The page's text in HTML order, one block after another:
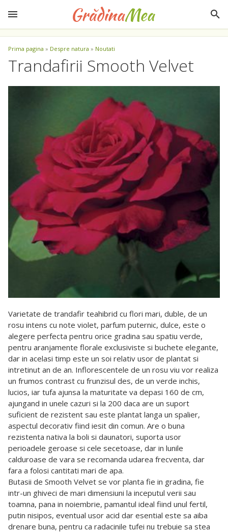
Prima pagina » Despre natura » Noutati
Trandafirii Smooth Velvet
Varietate de trandafir teahibrid cu flori mari, duble, de un
rosu intens cu note violet, parfum puternic, dulce, este o
alegere perfecta pentru orice gradina sau spatiu verde,
pentru aranjamente florale exclusiviste si buchete elegante,
dar in acelasi timp este un soi relativ usor de plantat si
intretinut an de an. Inflorescentele de un rosu viu vor realiza
un frumos contrast cu frunzisul des, de un verde inchis,
lucios, iar tufa ajunsa la maturitate va depasi 160 de cm,
ajungand in unele cazuri si la 200 daca are un suport
suficient de rezistent sau este plantat langa un spalier,
aspectul decorativ fiind iesit din comun. Are o buna
rezistenta nativa la boli si daunatori, suporta usor
perioadele geroase si cele secetoase, dar in lunile
calduroase de vara se recomanda udarea frecventa, dar
fara a folosi cantitati mari de apa.
Butasii de Smooth Velvet se vor planta fie in gradina, fie
intr-un ghiveci de mari dimensiuni la inceputul verii sau
toamna, pana in noiembrie, pamantul ideal fiind unul fertil,
putin nisipos, eventual usor acid dar esential este sa aiba
drenare buna, pentru ca radacinile tufei nu trebuie sa stea